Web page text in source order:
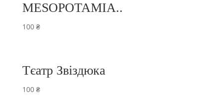
MESOPOTAMIA..
100 ₴
Тєатр Звіздюка
100 ₴